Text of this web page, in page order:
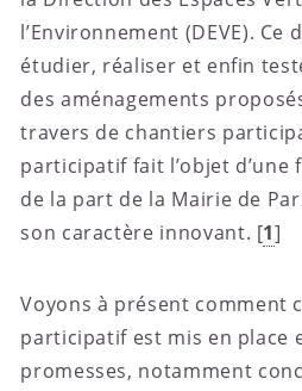
l’Environnement (DEVE).
étudier, réaliser et enfin
des aménagements
travers de chantiers
participatif fait l’objet
de la part de la Mairie de
son caractère innovant. [1]
Voyons à présent comment
participatif est mis en place
promesses, notamment